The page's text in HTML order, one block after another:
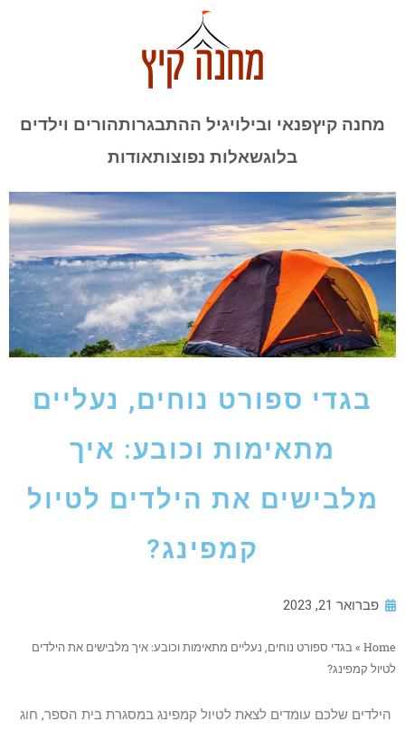
מחנה קיץפנאי ובילויגיל ההתבגרותהורים וילדים
בלוגשאלות נפוצותאודות
בגדי ספורט נוחים, נעליים
מתאימות וכובע: איך
מלבישים את הילדים לטיול
קמפינג?
פברואר 21, 2023
Home
»בגדי ספורט נוחים, נעליים מתאימות וכובע: איך מלבישים את הילדים
לטיול קמפינג?
הילדים שלכם עומדים לצאת לטיול קמפינג במסגרת בית הספר, חוג